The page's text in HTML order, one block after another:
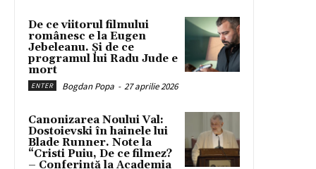
De ce viitorul filmului
românesc e la Eugen
Jebeleanu. Și de ce
programul lui Radu Jude e
mort
ENTER Bogdan Popa - 27 aprilie 2026
Canonizarea Noului Val:
Dostoievski în hainele lui
Blade Runner. Note la
“Cristi Puiu, De ce filmez?
– Conferință la Academia